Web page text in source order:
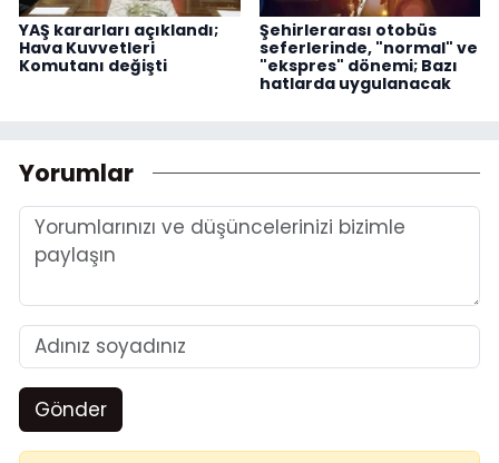
YAŞ kararları açıklandı;
Hava Kuvvetleri
Komutanı değişti
Şehirlerarası otobüs
seferlerinde, "normal" ve
"ekspres" dönemi; Bazı
hatlarda uygulanacak
Yorumlar
Gönder